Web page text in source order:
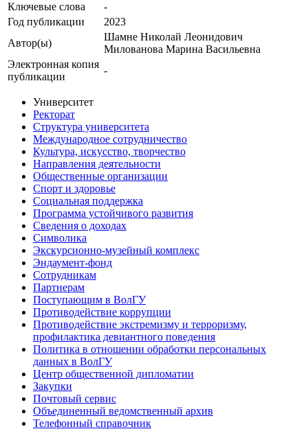
Ключевые cлова
-
Год публикации
2023
Автор(ы)
Шамне Николай Леонидович
Милованова Марина Васильевна
Электронная копия
публикации
-
Университет
Ректорат
Структура университета
Международное сотрудничество
Культура, искусство, творчество
Направления деятельности
Общественные организации
Спорт и здоровье
Социальная поддержка
Программа устойчивого развития
Сведения о доходах
Символика
Экскурсионно-музейный комплекс
Эндаумент-фонд
Сотрудникам
Партнерам
Поступающим в ВолГУ
Противодействие коррупции
Противодействие экстремизму и терроризму,
профилактика девиантного поведения
Политика в отношении обработки персональных
данных в ВолГУ
Центр общественной дипломатии
Закупки
Почтовый сервис
Объединенный ведомственный архив
Телефонный справочник